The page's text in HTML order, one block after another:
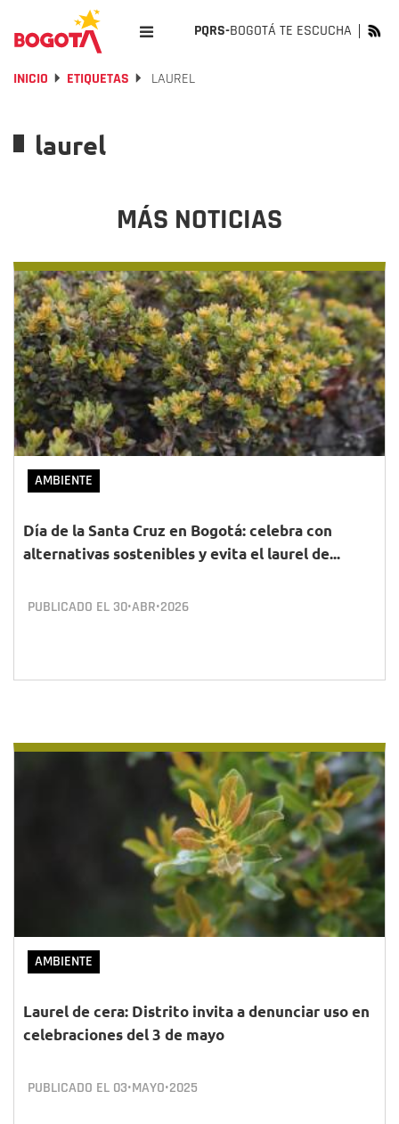
PQRS-BOGOTÁ TE ESCUCHA
INICIO ETIQUETAS LAUREL
laurel
MÁS NOTICIAS
AMBIENTE
Día de la Santa Cruz en Bogotá: celebra con
alternativas sostenibles y evita el laurel de...
PUBLICADO EL 30•ABR•2026
AMBIENTE
Laurel de cera: Distrito invita a denunciar uso en
celebraciones del 3 de mayo
PUBLICADO EL 03•MAYO•2025